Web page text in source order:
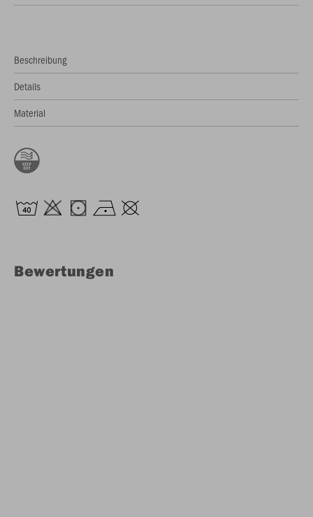
Beschreibung
Details
Material
Bewertungen